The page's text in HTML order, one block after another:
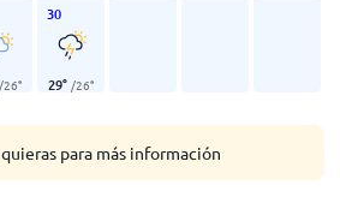
/26°
30
29° /26°
para más información